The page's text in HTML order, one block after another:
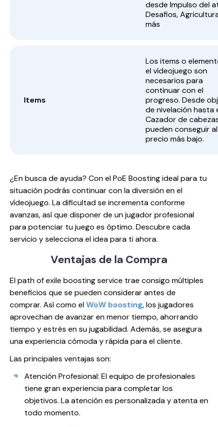
desde Impulso del
Desafios,
más
Items
Los items o
el vídeojuego son
necesarios para
continuar con el
progreso. Desde
de nivelación hasta
Cazador de
pueden conseguir al
precio más bajo.
¿En busca de ayuda? Con el PoE Boosting ideal para tu
situación podrás continuar con la diversión en el
vídeojuego. La dificultad se incrementa conforme
avanzas, así que disponer de un jugador profesional
para potenciar tu juego es óptimo. Descubre cada
servicio y selecciona el idea para ti ahora.
Ventajas de la Compra
El path of exile boosting service trae consigo múltiples
beneficios que se pueden considerar antes de
comprar. Así como elWoW boosting, los jugadores
aprovechan de avanzar en menor tiempo, ahorrando
tiempo y estrés en su jugabilidad. Además, se asegura
una experiencia cómoda y rápida para el cliente.
Las principales ventajas son:
Atención Profesional: El equipo de profesionales
tiene gran experiencia para completar los
objetivos. La atención es personalizada y atenta en
todo momento.